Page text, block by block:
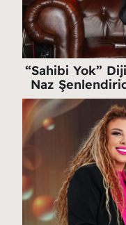
“Sahibi Yok”
Naz